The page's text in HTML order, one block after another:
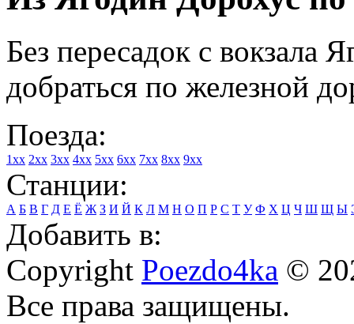
Без пересадок с вокзала
добраться по железной
Поезда:
1xx 2xx 3xx 4xx 5xx 6xx 7xx 8xx 9xx
Станции:
А Б В Г Д Е Ё Ж З И Й К Л М Н О П Р С Т У Ф Х Ц Ч Ш Щ Ы
Добавить в:
Copyright Poezdo4ka ©
Все права защищены.